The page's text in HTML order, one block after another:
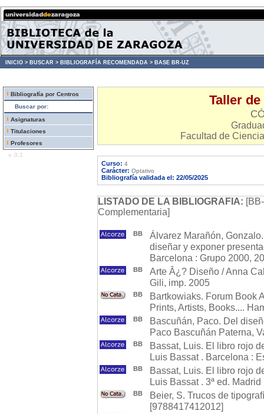
INICIO > BUSCAR > BIBLIOGRAFÍA RECOMENDADA > BASE BR-UZ
Bibliografía por Centros
Buscar por:
Asignaturas
Titulaciones
Profesores
v. 0.1
Taller
Facultad de
Curso: 4
Carácter: Optativo
Bibliografía validada el: 22/05/2025
LISTADO DE LA BIBLIOGRAFIA:
Complementaria]
BB
Álvarez Marañón,
diseñar y exponer
Barcelona : Grupo 2000,
BB
Arte Â¿? Diseño / Anna
Gili, imp. 2005
BB
Bartkowiaks. Forum Book
Prints, Artists, Books....
BB
Bascuñán, Paco. Del
Paco Bascuñán Paterna,
BB
Bassat, Luis. El libro rojo
Luis Bassat . Barcelona :
BB
Bassat, Luis. El libro rojo
Luis Bassat . 3ª ed.
BB
Beier, S. Trucos de
[9788417412012]